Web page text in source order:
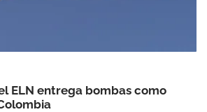
ELN entrega bombas como